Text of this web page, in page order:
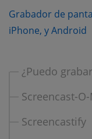
Grabador de
iPhone, y Android
¿Puedo
Screencast-
Screencastify